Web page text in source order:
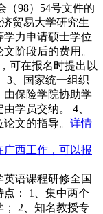
（98）54号文件的
贸易大学研究生
力申请硕士学位
阶段后的费用。
可在报名时提出以
3、国家统一组织
由保险学院协助学
学员交纳。 4、
文的指导。 详情
西工作，可以报
语课程研修全国
： 1、集中两个
2、知名教授专